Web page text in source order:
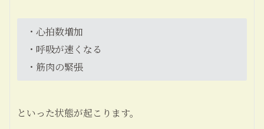
・心拍数増加
・呼吸が速くなる
・筋肉の緊張
といった状態が起こります。